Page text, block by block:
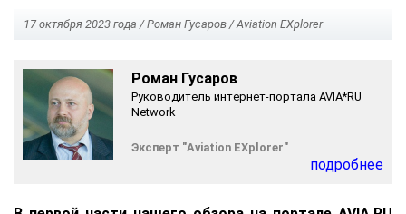
17 октября 2023 года / Роман Гусаров / Aviation EXplorer
Роман Гусаров
Руководитель интернет-портала AVIA*RU
Network
Эксперт "Aviation EXplorer"
подробнее